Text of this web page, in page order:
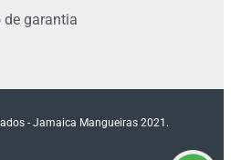
de garantia
- Jamaica Mangueiras 2021.